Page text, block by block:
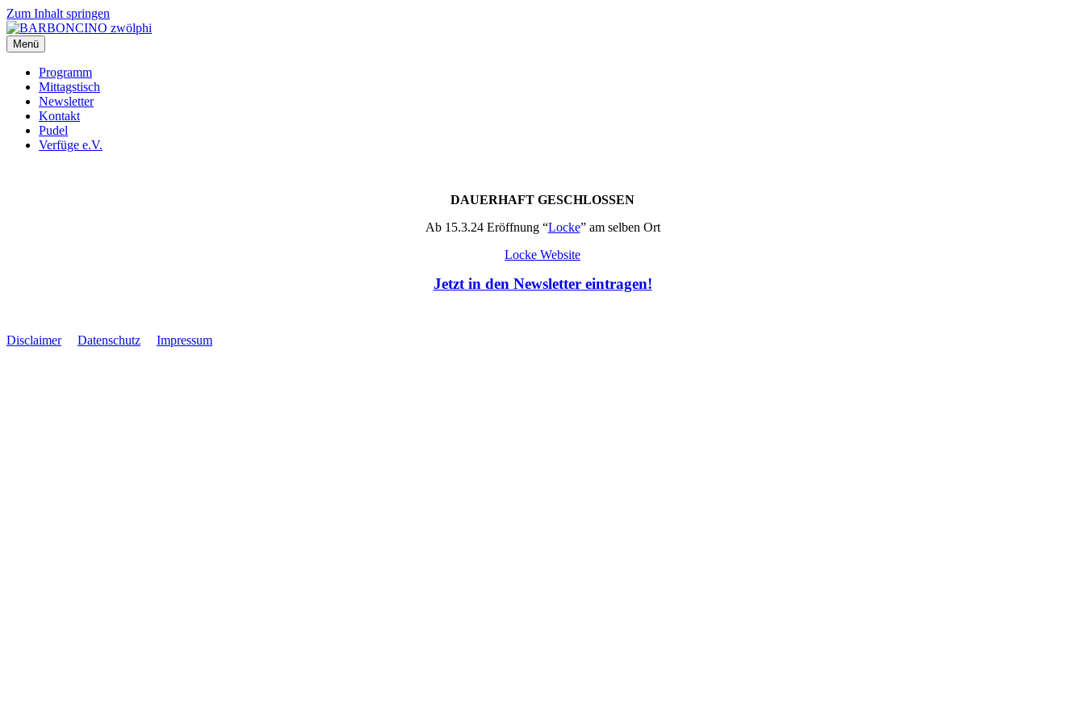
Zum Inhalt springen
BARBONCINO zwölphi
Menü
Programm
Mittagstisch
Newsletter
Kontakt
Pudel
Verfüge e.V.
DAUERHAFT GESCHLOSSEN
Ab 15.3.24 Eröffnung “Locke” am selben Ort
Locke Website
Jetzt in den Newsletter eintragen!
Disclaimer Datenschutz Impressum